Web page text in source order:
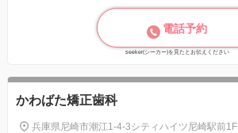
電話予約
seeker(シーカー)を見たとお伝えください
かわばた矯正歯科
兵庫県尼崎市潮江1-4-3シティハイツ尼崎駅前1F